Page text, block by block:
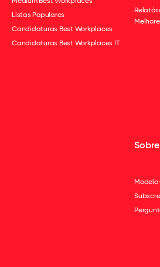
Listas Populares
Candidaturas Best Workplaces
Candidaturas Best Workplaces IT
Modelo